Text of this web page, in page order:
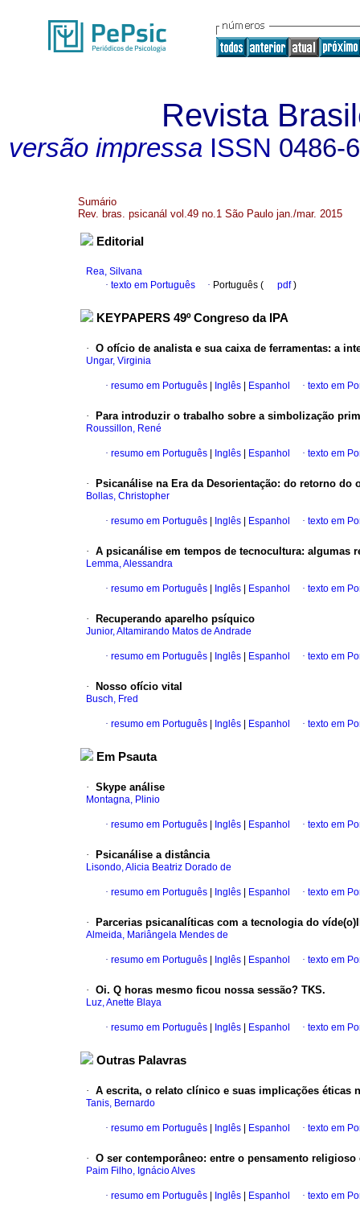
Revista
versão impressa ISSN 0486-
Sumário
Rev. bras. psicanál vol.49 no.1 São Paulo jan./mar. 2015
Editorial
Rea, Silvana
· texto em Português · Português ( pdf)
KEYPAPERS 49º Congreso da IPA
· O ofício de analista e sua caixa de ferramentas: a
Ungar, Virginia
· resumo em Português Inglês Espanhol · texto em
· Para introduzir o trabalho sobre a simbolização
Roussillon, René
· resumo em Português Inglês Espanhol · texto em
· Psicanálise na Era da Desorientação: do retorno do
Bollas, Christopher
· resumo em Português Inglês Espanhol · texto em
· A psicanálise em tempos de tecnocultura: algumas
Lemma, Alessandra
· resumo em Português Inglês Espanhol · texto em
· Recuperando aparelho psíquico
Junior, Altamirando Matos de Andrade
· resumo em Português Inglês Espanhol · texto em
· Nosso ofício vital
Busch, Fred
· resumo em Português Inglês Espanhol · texto em
Em Psauta
· Skype análise
Montagna, Plinio
· resumo em Português Inglês Espanhol · texto em
· Psicanálise a distância
Lisondo, Alicia Beatriz Dorado de
· resumo em Português Inglês Espanhol · texto em
· Parcerias psicanalíticas com a tecnologia do
Almeida, Mariângela Mendes de
· resumo em Português Inglês Espanhol · texto em
· Oi. Q horas mesmo ficou nossa sessão? TKS.
Luz, Anette Blaya
· resumo em Português Inglês Espanhol · texto em
Outras Palavras
· A escrita, o relato clínico e suas implicações éticas
Tanis, Bernardo
· resumo em Português Inglês Espanhol · texto em
· O ser contemporâneo: entre o pensamento
Paim Filho, Ignácio Alves
· resumo em Português Inglês Espanhol · texto em